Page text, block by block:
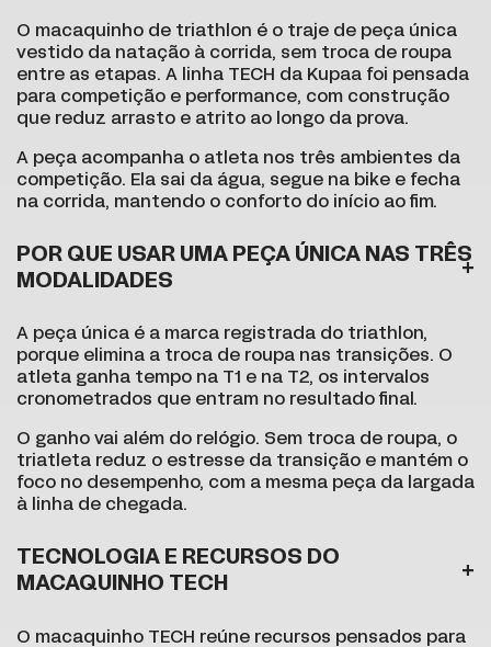
O macaquinho de triathlon é o traje de peça única
vestido da natação à corrida, sem troca de roupa
entre as etapas. A linha TECH da Kupaa foi pensada
para competição e performance, com construção
que reduz arrasto e atrito ao longo da prova.
A peça acompanha o atleta nos três ambientes da
competição. Ela sai da água, segue na bike e fecha
na corrida, mantendo o conforto do início ao fim.
POR QUE USAR UMA PEÇA ÚNICA NAS TRÊS
MODALIDADES
A peça única é a marca registrada do triathlon,
porque elimina a troca de roupa nas transições. O
atleta ganha tempo na T1 e na T2, os intervalos
cronometrados que entram no resultado final.
O ganho vai além do relógio. Sem troca de roupa, o
triatleta reduz o estresse da transição e mantém o
foco no desempenho, com a mesma peça da largada
à linha de chegada.
TECNOLOGIA E RECURSOS DO
MACAQUINHO TECH
O macaquinho TECH reúne recursos pensados para